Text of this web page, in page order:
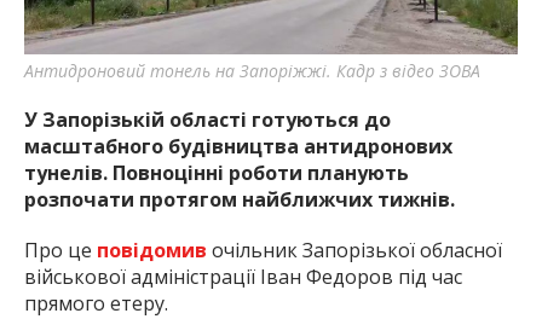
найважливішу інформацію про події
міста Запоріжжя та області.
Антидроновий тонель на Запоріжжі. Кадр з відео ЗОВА
У Запорізькій області готуються до
масштабного будівництва антидронових
тунелів. Повноцінні роботи планують
розпочати протягом найближчих тижнів.
Про це повідомив очільник Запорізької обласної
військової адміністрації Іван Федоров під час
прямого етеру.